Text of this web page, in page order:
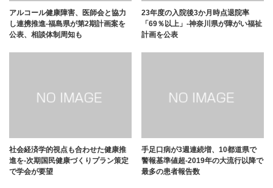
アルコール健康障害、医師会と協力
し連携推進-福島県が第2期計画案を
公表、相談体制周知も
23年度の入院後3か月時点退院率
「69％以上」-神奈川県が障がい福祉
計画を公表
社会経済学的視点も合わせた健康推
進を-次期国民健康づくりプラン策定
で学会が要望
手足口病が3週連続増、10都道県で
警報基準値超-2019年の大流行以降で
最多の患者報告数